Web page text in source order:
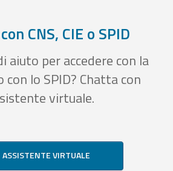
CNS, CIE o SPID
aiuto per accedere con la
con lo SPID? Chatta con
virtuale.
ASSISTENTE VIRTUALE